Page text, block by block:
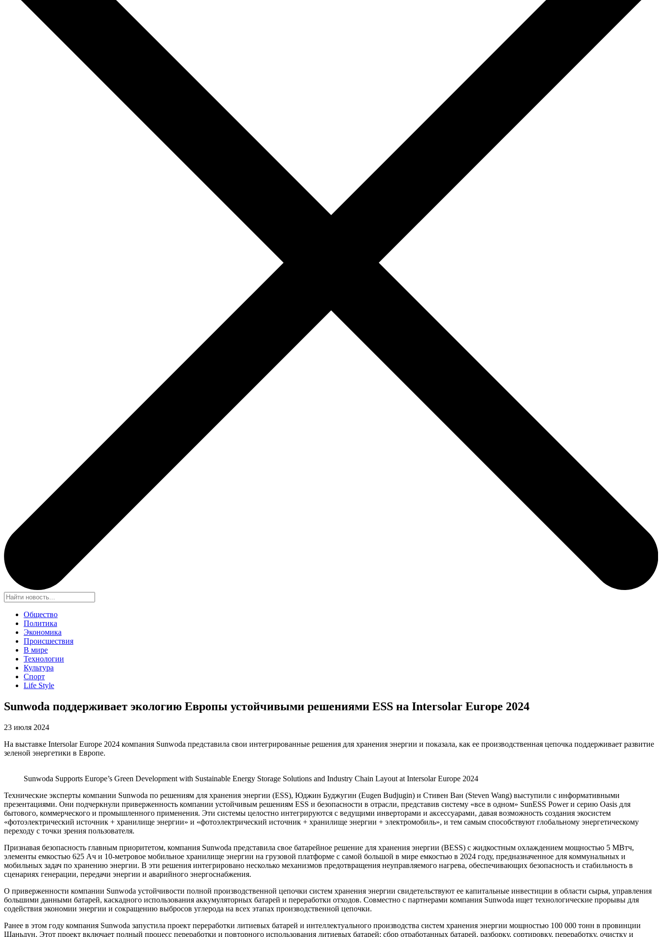
Общество
Политика
Экономика
Происшествия
В мире
Технологии
Культура
Спорт
Life Style
Sunwoda поддерживает экологию Европы устойчивыми решениями ESS на Intersolar Europe 2024
23 июля 2024
На выставке Intersolar Europe 2024 компания Sunwoda представила свои интегрированные решения для хранения энергии и показала, как ее производственная цепочка поддерживает развитие
зеленой энергетики в Европе.
Sunwoda Supports Europe’s Green Development with Sustainable Energy Storage Solutions and Industry Chain Layout at Intersolar Europe 2024
Технические эксперты компании Sunwoda по решениям для хранения энергии (ESS), Юджин Буджугин (Eugen Budjugin) и Стивен Ван (Steven Wang) выступили с информативными
презентациями. Они подчеркнули приверженность компании устойчивым решениям ESS и безопасности в отрасли, представив систему «все в одном» SunESS Power и серию Oasis для
бытового, коммерческого и промышленного применения. Эти системы целостно интегрируются с ведущими инверторами и аксессуарами, давая возможность создания экосистем
«фотоэлектрический источник + хранилище энергии» и «фотоэлектрический источник + хранилище энергии + электромобиль», и тем самым способствуют глобальному энергетическому
переходу с точки зрения пользователя.
Признавая безопасность главным приоритетом, компания Sunwoda представила свое батарейное решение для хранения энергии (BESS) с жидкостным охлаждением мощностью 5 МВтч,
элементы емкостью 625 Ач и 10-метровое мобильное хранилище энергии на грузовой платформе с самой большой в мире емкостью в 2024 году, предназначенное для коммунальных и
мобильных задач по хранению энергии. В эти решения интегрировано несколько механизмов предотвращения неуправляемого нагрева, обеспечивающих безопасность и стабильность в
сценариях генерации, передачи энергии и аварийного энергоснабжения.
О приверженности компании Sunwoda устойчивости полной производственной цепочки систем хранения энергии свидетельствуют ее капитальные инвестиции в области сырья, управления
большими данными батарей, каскадного использования аккумуляторных батарей и переработки отходов. Совместно с партнерами компания Sunwoda ищет технологические прорывы для
содействия экономии энергии и сокращению выбросов углерода на всех этапах производственной цепочки.
Ранее в этом году компания Sunwoda запустила проект переработки литиевых батарей и интеллектуального производства систем хранения энергии мощностью 100 000 тонн в провинции
Шаньдун. Этот проект включает полный процесс переработки и повторного использования литиевых батарей: сбор отработанных батарей, разборку, сортировку, переработку, очистку и